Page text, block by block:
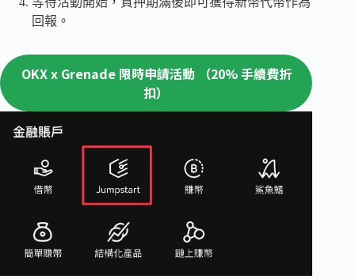
回報。
OKX x Grenade 限時申請活動 （20% 手續費折
扣）